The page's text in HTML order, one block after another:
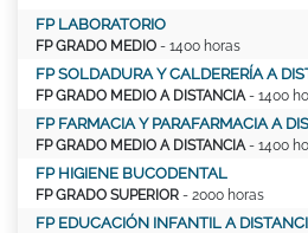
FP LABORATORIO
FP GRADO MEDIO - 1400 horas
FP SOLDADURA Y CALDERERÍA A
FP GRADO MEDIO A DISTANCIA - 1400
FP FARMACIA Y PARAFARMACIA A
FP GRADO MEDIO A DISTANCIA - 1400
FP HIGIENE BUCODENTAL
FP GRADO SUPERIOR - 2000 horas
FP EDUCACIÓN INFANTIL A